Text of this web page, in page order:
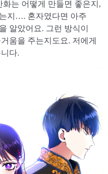
는 어떻게 만들면 좋은지,
지…. 혼자였다면 아주
알았어요. 그런 방식이
움을 주는지도요. 저에게
다.